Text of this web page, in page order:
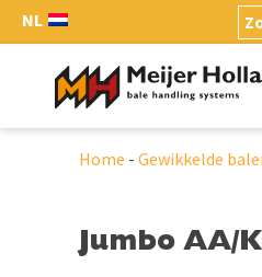
NL
Home - Gewikkelde
Jumbo AA/